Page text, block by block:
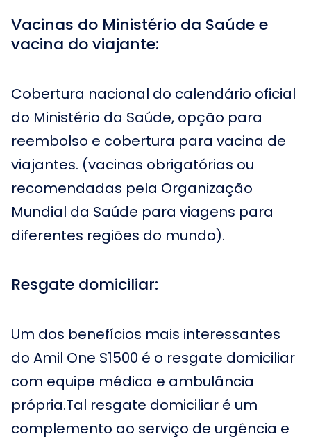
Vacinas do Ministério da Saúde e
vacina do viajante:
Cobertura nacional do calendário oficial
do Ministério da Saúde, opção para
reembolso e cobertura para vacina de
viajantes. (vacinas obrigatórias ou
recomendadas pela Organização
Mundial da Saúde para viagens para
diferentes regiões do mundo).
Resgate domiciliar:
Um dos benefícios mais interessantes
do Amil One S1500 é o resgate domiciliar
com equipe médica e ambulância
própria.Tal resgate domiciliar é um
complemento ao serviço de urgência e